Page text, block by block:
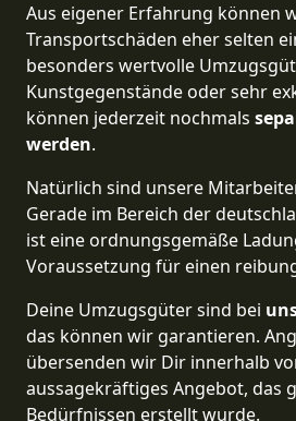
Aus eigener Erfahrung können
Transportschäden eher selten
besonders wertvolle
Kunstgegenstände oder sehr
können jederzeit nochmals
werden.
Natürlich sind unsere
Gerade im Bereich der
ist eine ordnungsgemäße
Voraussetzung für einen
Deine Umzugsgüter sind bei
das können wir garantieren.
übersenden wir Dir innerhalb
aussagekräftiges Angebot, das
Bedürfnissen erstellt wurde.